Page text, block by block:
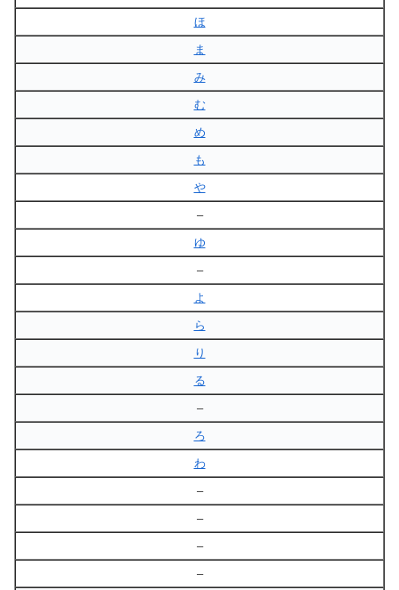
ほ
ま
み
む
め
も
や
–
ゆ
–
よ
ら
り
る
–
ろ
わ
–
–
–
–